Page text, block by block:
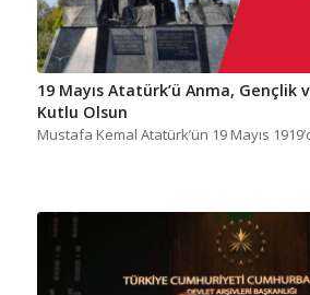
19 Mayıs Atatürk’ü Anma, Gençlik
Kutlu Olsun
Mustafa Kemal Atatürk’ün 19 Mayıs